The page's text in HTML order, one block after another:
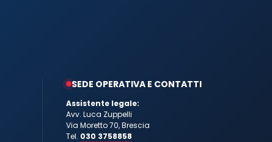
SEDE OPERATIVA E CONTATTI
Assistente legale:
Avv. Luca Zuppelli
Via Moretto 70, Brescia
Tel. 030 3758858